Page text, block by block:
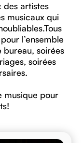
des artistes
musicaux qui
l’ensemble
bureau, soirées
soirées
musique pour